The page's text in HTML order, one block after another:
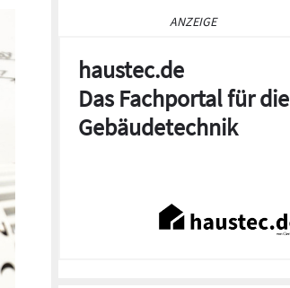
ANZEIGE
haustec.de
Das Fachportal für die
Gebäudetechnik